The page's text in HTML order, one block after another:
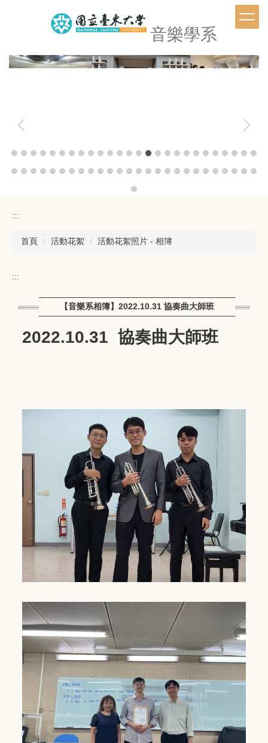
內
容
音樂學系
:::
首頁 活動花絮 活動花絮照片 - 相簿
:::
【音樂系相簿】2022.10.31 協奏曲大師班
2022.10.31 協奏曲大師班